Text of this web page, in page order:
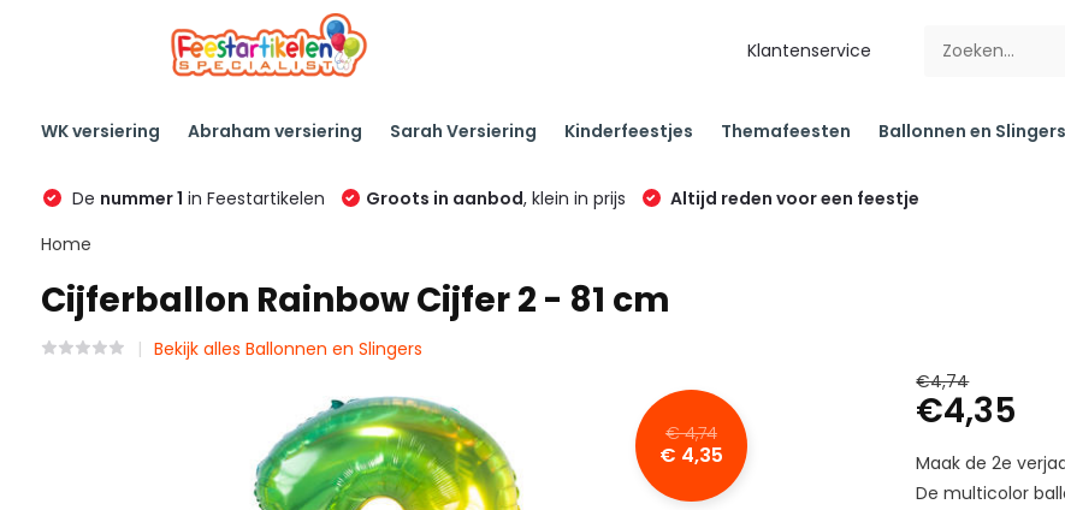
Klantenservice
WK versiering Abraham versiering Sarah Versiering Kinderfeestjes Themafeesten Ballonnen en Slingers
De nummer 1 in Feestartikelen Groots in aanbod, klein in prijs
Altijd reden voor een feestje
Home
Cijferballon Rainbow Cijfer 2 - 81 cm
Bekijk alles Ballonnen en Slingers
€ 4,74
€ 4,35
€4,74
€4,35
Maak de 2e
De multicolor